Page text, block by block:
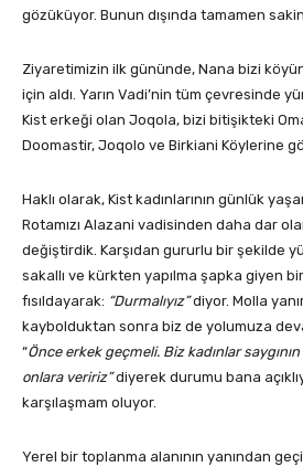
gözüküyor. Bunun dışında tamamen
Ziyaretimizin ilk gününde, Nana bizi
için aldı. Yarın Vadi’nin tüm çevresinde
Kist erkeği olan Joqola, bizi bitişikteki
Doomastir, Joqolo ve Birkiani Köylerine
Haklı olarak, Kist kadınlarının günlük
Rotamızı Alazani vadisinden daha dar
değiştirdik. Karşıdan gururlu bir şekilde
sakallı ve kürkten yapılma şapka giyen
fısıldayarak: “Durmalıyız”diyor. Molla
kaybolduktan sonra biz de yolumuza
“Önce erkek geçmeli. Biz kadınlar
onlara veririz”diyerek durumu bana
karşılaşmam oluyor.
Yerel bir toplanma alanının yanından